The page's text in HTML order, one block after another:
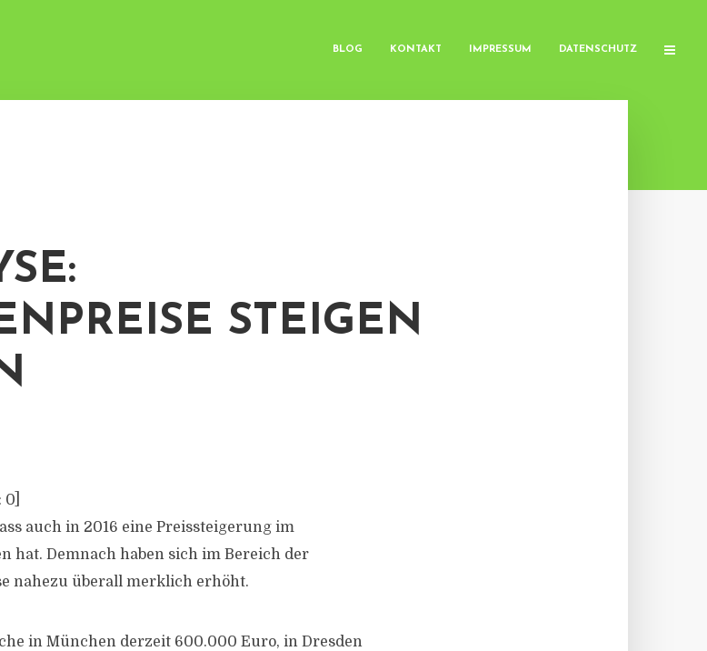
BLOG KONTAKT IMPRESSUM DATENSCHUTZ
STEIGEN
0
auch in 2016 eine Preissteigerung im
hat. Demnach haben sich im Bereich der
nahezu überall merklich erhöht.
in München derzeit 600.000 Euro, in Dresden